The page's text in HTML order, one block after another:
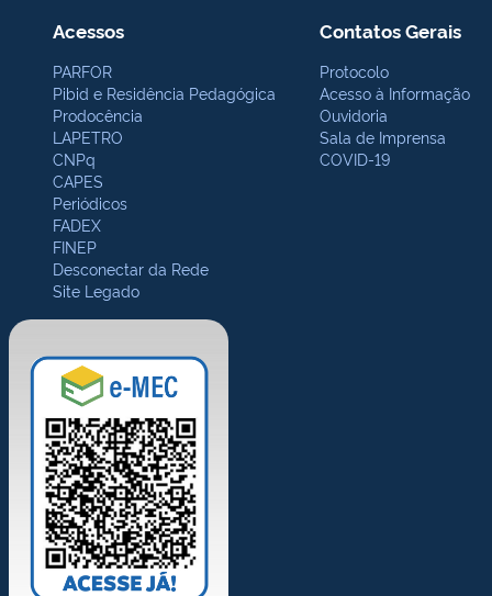
Acessos
PARFOR
Pibid e Residência Pedagógica
Prodocência
LAPETRO
CNPq
CAPES
Periódicos
FADEX
FINEP
Desconectar da Rede
Site Legado
Contatos Gerais
Protocolo
Acesso à Informação
Ouvidoria
Sala de Imprensa
COVID-19